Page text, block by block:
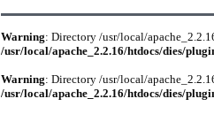
Warning: Directory /usr/local/
/usr/local/apache_2.2.16/htdocs/dies/
Warning: Directory /usr/local/
/usr/local/apache_2.2.16/htdocs/dies/